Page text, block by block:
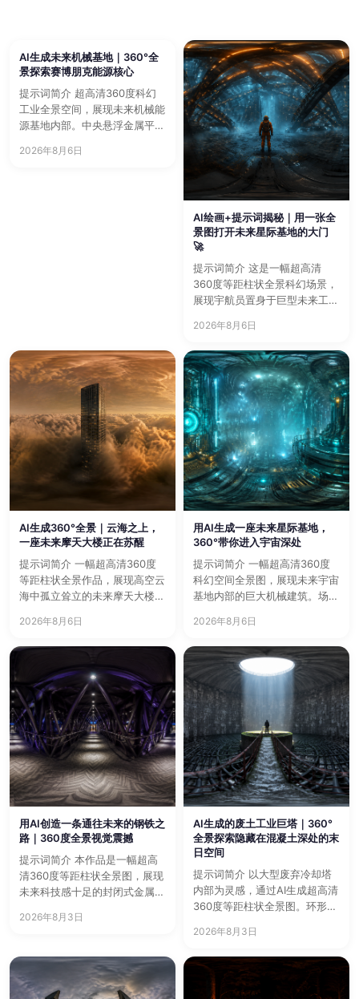
AI生成未来机械基地｜360°全
景探索赛博朋克能源核心
提示词简介 超高清360度科幻
工业全景空间，展现未来机械能
源基地内部。中央悬浮金属平台
2026年8月6日
AI绘画+提示词揭秘｜用一张全
景图打开未来星际基地的大门
🚀
提示词简介 这是一幅超高清
360度等距柱状全景科幻场景，
展现宇航员置身于巨型未来工业
2026年8月6日
AI生成360°全景｜云海之上，
一座未来摩天大楼正在苏醒
提示词简介 一幅超高清360度
等距柱状全景作品，展现高空云
海中孤立耸立的未来摩天大楼。
2026年8月6日
用AI生成一座未来星际基地，
360°带你进入宇宙深处
提示词简介 一幅超高清360度
科幻空间全景图，展现未来宇宙
基地内部的巨大机械建筑。场景
2026年8月6日
用AI创造一条通往未来的钢铁之
路｜360度全景视觉震撼
提示词简介 本作品是一幅超高
清360度等距柱状全景图，展现
未来科技感十足的封闭式金属玻
2026年8月3日
AI生成的废土工业巨塔｜360°
全景探索隐藏在混凝土深处的末
日空间
提示词简介 以大型废弃冷却塔
内部为灵感，通过AI生成超高清
360度等距柱状全景图。环形混
2026年8月3日